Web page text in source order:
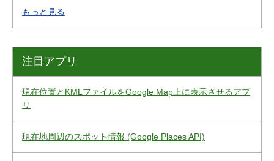
もっと見る
注目アプリ
現在位置とKMLファイルをGoogle Map上に表示させるアプ
リ
現在地周辺のスポット情報 (Google Places API)